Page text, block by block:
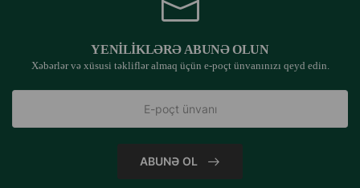
YENILIKLƏRƏ ABUNƏ OLUN
Xəbərlər və xüsusi təkliflər almaq üçün e-poçt ünvanınızı qeyd edin.
ABUNƏ OL